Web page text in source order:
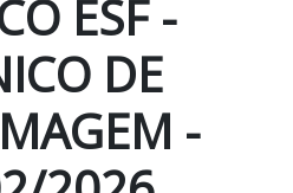
ESF -
DE
-